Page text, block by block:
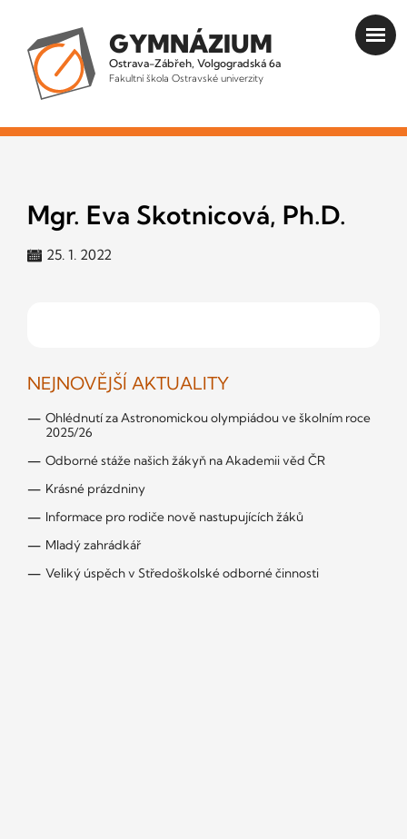
GYMNÁZIUM
Ostrava-Zábřeh, Volgogradská 6a
Fakultní škola Ostravské univerzity
Mgr. Eva Skotnicová, Ph.D.
25. 1. 2022
NEJNOVĚJŠÍ AKTUALITY
Ohlédnutí za Astronomickou olympiádou ve školním roce
2025/26
Odborné stáže našich žákyň na Akademii věd ČR
Krásné prázdniny
Informace pro rodiče nově nastupujících žáků
Mladý zahrádkář
Veliký úspěch v Středoškolské odborné činnosti